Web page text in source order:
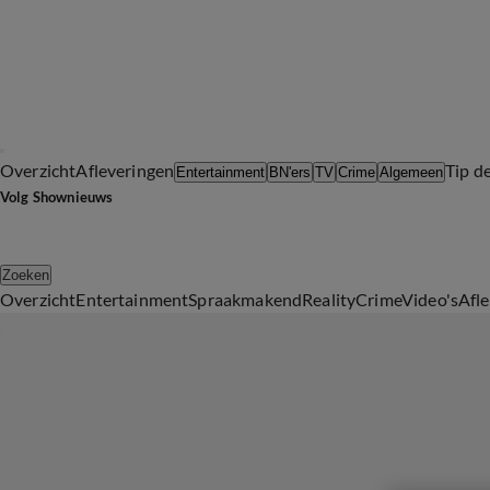
OverzichtAfleveringen Entertainment BN'ers TV Crime AlgemeenTip
Volg Shownieuws
Zoeken
OverzichtEntertainmentSpraakmakendRealityCrimeVideo's